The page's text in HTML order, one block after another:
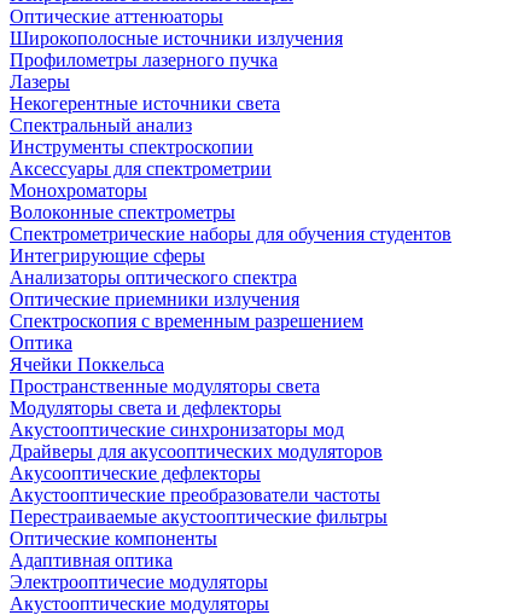
Оптические аттенюаторы
Широкополосные источники излучения
Профилометры лазерного пучка
Лазеры
Некогерентные источники света
Спектральный анализ
Инструменты спектроскопии
Аксессуары для спектрометрии
Монохроматоры
Волоконные спектрометры
Спектрометрические наборы для обучения студентов
Интегрирующие сферы
Анализаторы оптического спектра
Оптические приемники излучения
Спектроскопия с временным разрешением
Оптика
Ячейки Поккельса
Пространственные модуляторы света
Модуляторы света и дефлекторы
Акустооптические синхронизаторы мод
Драйверы для акусооптических модуляторов
Акусооптические дефлекторы
Акустооптические преобразователи частоты
Перестраиваемые акустооптические фильтры
Оптические компоненты
Адаптивная оптика
Электрооптичесие модуляторы
Акустооптические модуляторы